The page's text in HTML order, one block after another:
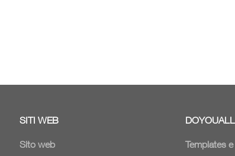
SITI WEB
Sito web
DOYOUALL
Templates